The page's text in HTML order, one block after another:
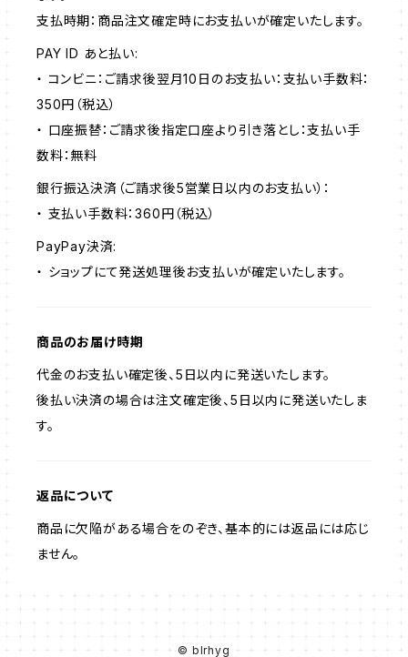
支払時期：商品注文確定時にお支払いが確定いたします。
PAY ID あと払い:
・ コンビニ：ご請求後翌月10日のお支払い：支払い手数料：
350円（税込）
・ 口座振替：ご請求後指定口座より引き落とし：支払い手
数料：無料
銀行振込決済（ご請求後5営業日以内のお支払い）：
・ 支払い手数料：360円（税込）
PayPay決済:
・ ショップにて発送処理後お支払いが確定いたします。
商品のお届け時期
代金のお支払い確定後、5日以内に発送いたします。
後払い決済の場合は注文確定後、5日以内に発送いたしま
す。
返品について
商品に欠陥がある場合をのぞき、基本的には返品には応じ
ません。
© blrhyg